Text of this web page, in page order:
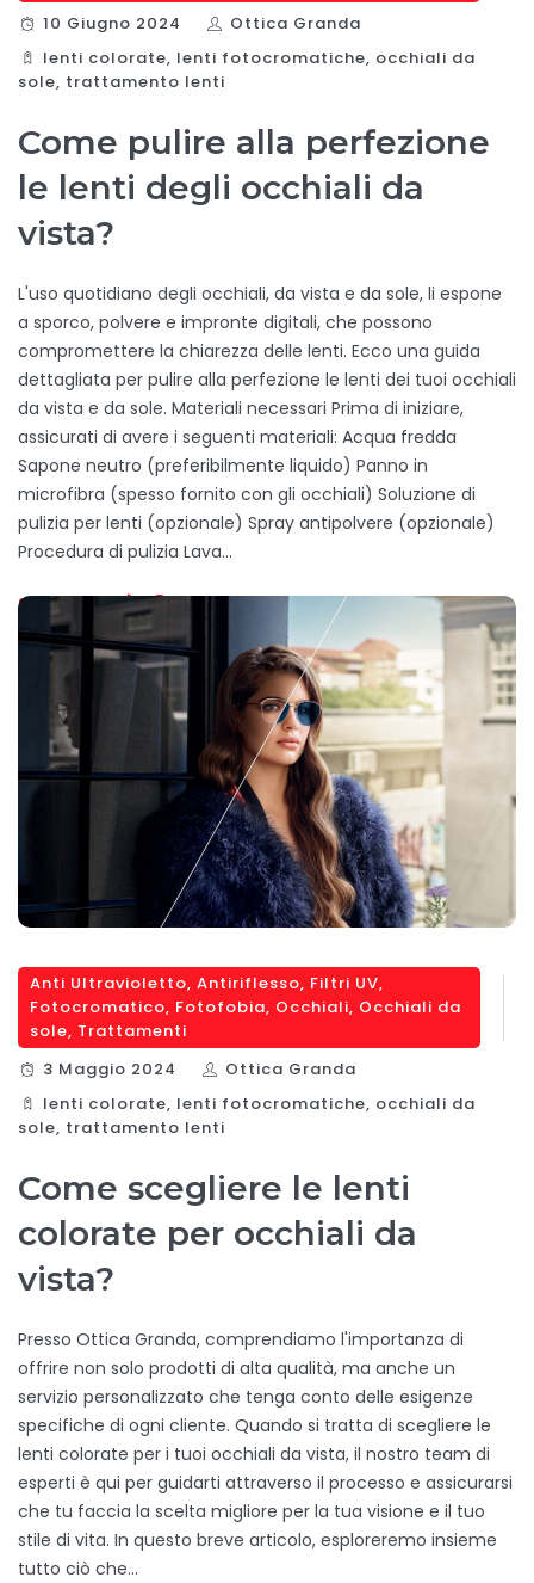
10 Giugno 2024
Ottica Granda
lenti colorate, lenti fotocromatiche, occhiali da
sole, trattamento lenti
Come pulire alla perfezione
le lenti degli occhiali da
vista?
L'uso quotidiano degli occhiali, da vista e da sole, li espone
a sporco, polvere e impronte digitali, che possono
compromettere la chiarezza delle lenti. Ecco una guida
dettagliata per pulire alla perfezione le lenti dei tuoi occhiali
da vista e da sole. Materiali necessari Prima di iniziare,
assicurati di avere i seguenti materiali: Acqua fredda
Sapone neutro (preferibilmente liquido) Panno in
microfibra (spesso fornito con gli occhiali) Soluzione di
pulizia per lenti (opzionale) Spray antipolvere (opzionale)
Procedura di pulizia Lava…
SCOPRI DI PIÙ
Anti Ultravioletto, Antiriflesso, Filtri UV,
Fotocromatico, Fotofobia, Occhiali, Occhiali da
sole, Trattamenti
3 Maggio 2024
Ottica Granda
lenti colorate, lenti fotocromatiche, occhiali da
sole, trattamento lenti
Come scegliere le lenti
colorate per occhiali da
vista?
Presso Ottica Granda, comprendiamo l'importanza di
offrire non solo prodotti di alta qualità, ma anche un
servizio personalizzato che tenga conto delle esigenze
specifiche di ogni cliente. Quando si tratta di scegliere le
lenti colorate per i tuoi occhiali da vista, il nostro team di
esperti è qui per guidarti attraverso il processo e assicurarsi
che tu faccia la scelta migliore per la tua visione e il tuo
stile di vita. In questo breve articolo, esploreremo insieme
tutto ciò che…